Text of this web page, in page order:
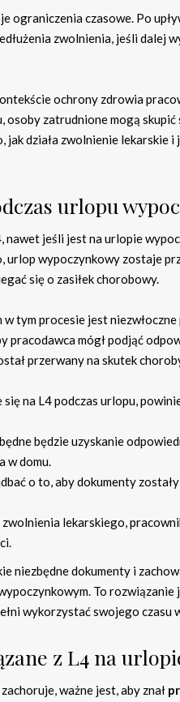
ograniczenia czasowe. Po
zwolnienia, jeśli dalej
ochrony zdrowia
osoby zatrudnione mogą
jak działa zwolnienie lekarskie
urlopu
nawet jeśli jest na urlopie
wypoczynkowy zostaje
się o zasiłek chorobowy.
tym procesie jest
pracodawca mógł podjąć
przerwany na skutek
na L4 podczas urlopu,
będzie uzyskanie
w domu.
o to, aby dokumenty
zwolnienia lekarskiego,
niezbędne dokumenty i
To
wykorzystać swojego czasu
z L4 na
ważne jest, aby znał